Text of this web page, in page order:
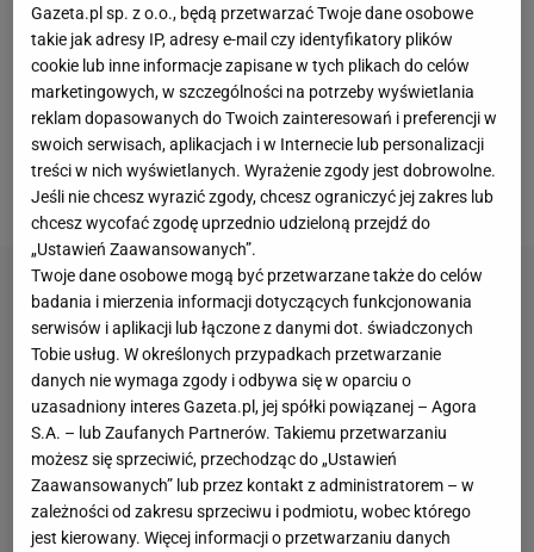
wróciła na pozycję liderki rankingu WTA. 22-letnia
raszynianka rozpoczęła sezon 2024 od turnieju
United Cup rozgrywanego w Australii. Następnie
rywalizowała na kortach w Australii, gdzie
sensacyjnie przegrała w II rundzie z Czeszką Lindą
Noskovą 6:3, 3:6, 4:6 i odpadła z turnieju.
Gazeta.pl sp. z o.o., będą przetwarzać Twoje dane osobowe
takie jak adresy IP, adresy e-mail czy identyfikatory plików
cookie lub inne informacje zapisane w tych plikach do celów
marketingowych, w szczególności na potrzeby wyświetlania
reklam dopasowanych do Twoich zainteresowań i preferencji w
swoich serwisach, aplikacjach i w Internecie lub personalizacji
treści w nich wyświetlanych. Wyrażenie zgody jest dobrowolne.
Jeśli nie chcesz wyrazić zgody, chcesz ograniczyć jej zakres lub
chcesz wycofać zgodę uprzednio udzieloną przejdź do
„Ustawień Zaawansowanych”.
Twoje dane osobowe mogą być przetwarzane także do celów
badania i mierzenia informacji dotyczących funkcjonowania
serwisów i aplikacji lub łączone z danymi dot. świadczonych
Tobie usług. W określonych przypadkach przetwarzanie
danych nie wymaga zgody i odbywa się w oparciu o
uzasadniony interes Gazeta.pl, jej spółki powiązanej – Agora
S.A. – lub Zaufanych Partnerów. Takiemu przetwarzaniu
możesz się sprzeciwić, przechodząc do „Ustawień
Zaawansowanych” lub przez kontakt z administratorem – w
zależności od zakresu sprzeciwu i podmiotu, wobec którego
jest kierowany. Więcej informacji o przetwarzaniu danych